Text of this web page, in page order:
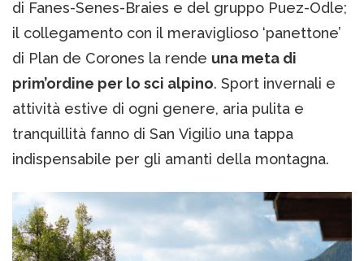
di Fanes-Senes-Braies e del gruppo Puez-Odle;
il collegamento con il meraviglioso ‘panettone’
di Plan de Corones la rende una meta di
prim’ordine per lo sci alpino. Sport invernali e
attività estive di ogni genere, aria pulita e
tranquillità fanno di San Vigilio una tappa
indispensabile per gli amanti della montagna.